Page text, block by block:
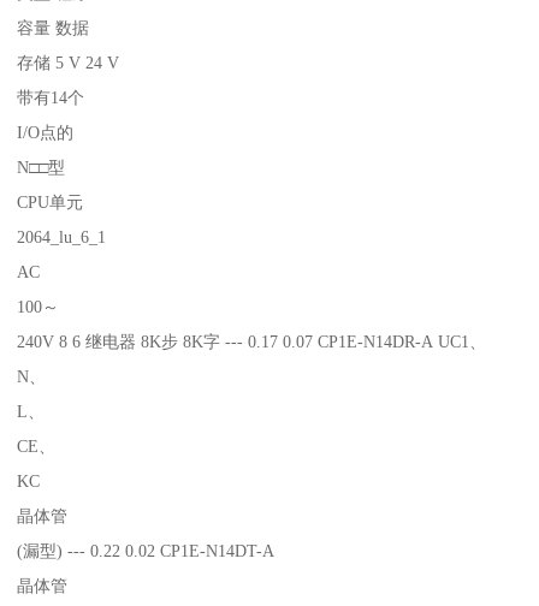
容量 数据
存储 5 V 24 V
带有14个
I/O点的
N□□型
CPU单元
2064_lu_6_1
AC
100～
240V 8 6 继电器 8K步 8K字 --- 0.17 0.07 CP1E-N14DR-A UC1、
N、
L、
CE、
KC
晶体管
(漏型) --- 0.22 0.02 CP1E-N14DT-A
晶体管